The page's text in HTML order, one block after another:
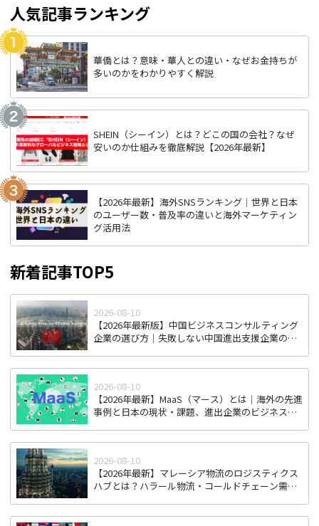
人気記事ランキング
華僑とは？意味・華人との違い・なぜお金持ちが
多いのかをわかりやすく解説
SHEIN（シーイン）とは？どこの国の会社？なぜ
安いのか仕組みを徹底解説【2026年最新】
【2026年最新】海外SNSランキング｜世界と日本
のユーザー数・普及率の違いと海外マーケティン
グ活用法
新着記事TOP5
2026-08-10
【2026年最新版】中国ビジネスコンサルティング
企業の選び方｜失敗しない中国進出支援企業の見
2026-08-10
【2026年最新】MaaS（マース）とは｜海外の先進
事例と日本の現状・課題、進出企業のビジネスチ
2026-08-10
【2026年最新】マレーシア物流のロジスティクス
ハブとは？ハラール物流・コールドチェーン需要